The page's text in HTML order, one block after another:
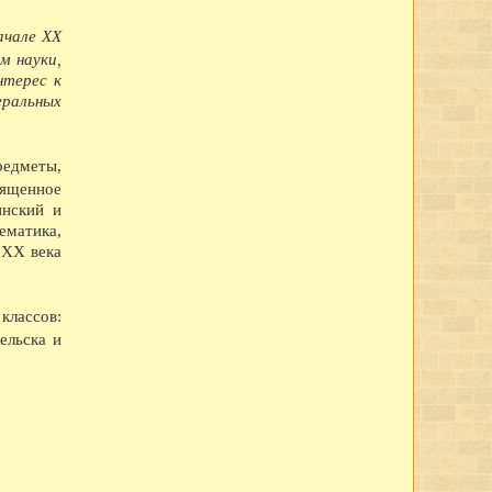
классы школ I ступени присоединены к школам II ступени, открылись
в Вологде насчитывались 41 школа I ступени, 3 семилетки и 12
в Англию четыре вагона сливочного масла.
горняков Англии среди трудящихся города.
насечку слесарных пил. До этого пилы для насечки
экспедиция для дальнейших исследований стоянок
области методом народной стройки в короткий срок
производство автолесовоза А-51-12 в 73 л.с., вместо 40 у старых
час, вместо 25 у предыдущих. Это самый быстроходный и мощный
в судоремонтных мастерских, на ВПВРЗ состоялись воскресники.
XX
науки,
к
и
века
и